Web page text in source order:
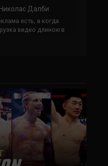
Далби
есть, а когда
видео длиною в